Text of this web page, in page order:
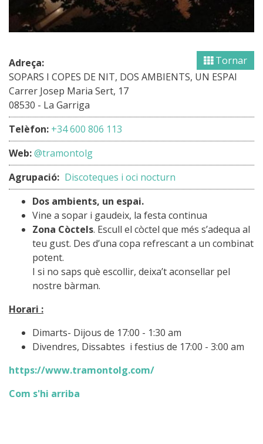
Tornar
Adreça:
SOPARS I COPES DE NIT, DOS AMBIENTS, UN ESPAI
Carrer Josep Maria Sert, 17
08530 - La Garriga
Telèfon: +34 600 806 113
Web:@tramontolg
Agrupació: Discoteques i oci nocturn
Dos ambients, un espai.
Vine a sopar i gaudeix, la festa continua
Zona Còctels. Escull el còctel que més s’adequa al
teu gust. Des d’una copa refrescant a un combinat
potent.
I si no saps què escollir, deixa’t aconsellar pel
nostre bàrman.
Horari :
Dimarts- Dijous de 17:00 - 1:30 am
Divendres, Dissabtes i festius de 17:00 - 3:00 am
https://www.tramontolg.com/
Com s'hi arriba